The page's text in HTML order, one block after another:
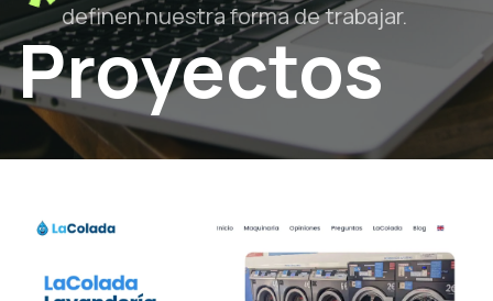
definen nuestra forma de trabajar.
Proyectos